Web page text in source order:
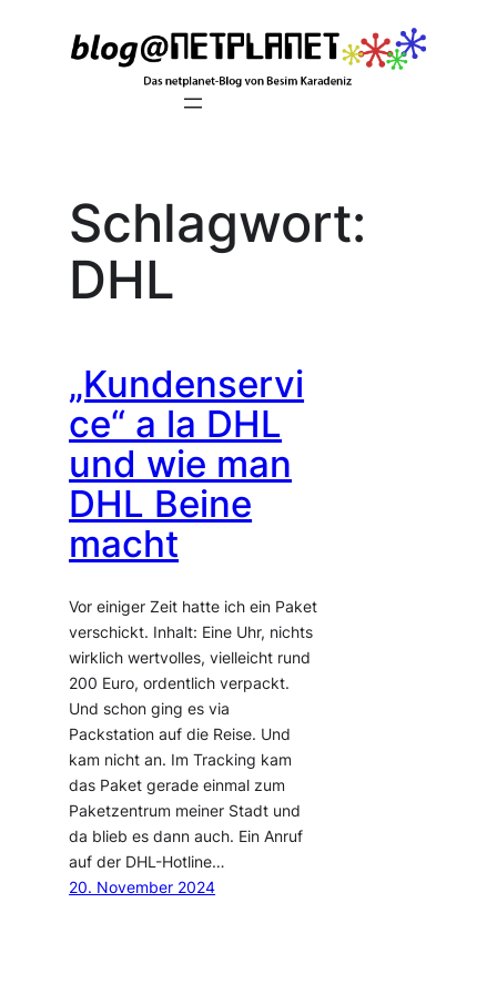
Schlagwort:
DHL
„Kundenservi
ce“ a la DHL
und wie man
DHL Beine
macht
Vor einiger Zeit hatte ich ein Paket
verschickt. Inhalt: Eine Uhr, nichts
wirklich wertvolles, vielleicht rund
200 Euro, ordentlich verpackt.
Und schon ging es via
Packstation auf die Reise. Und
kam nicht an. Im Tracking kam
das Paket gerade einmal zum
Paketzentrum meiner Stadt und
da blieb es dann auch. Ein Anruf
auf der DHL-Hotline…
20. November 2024